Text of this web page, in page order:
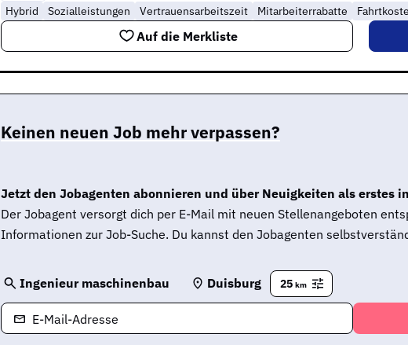
Hybrid
Sozialleistungen Vertrauensarbeitszeit Mitarbeiterrabatte
Auf die Merkliste
Keinen neuen Job mehr verpassen?
Jetzt den Jobagenten abonnieren und über Neuigkeiten als erstes
Der Jobagent versorgt dich per E-Mail mit neuen Stellenangeboten
Informationen zur Job-Suche. Du kannst den Jobagenten
Ingenieur maschinenbau Duisburg 25 km
E-Mail-Adresse